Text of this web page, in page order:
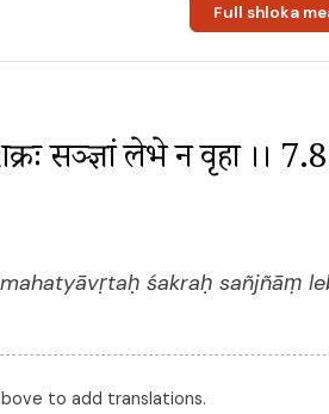
Full shloka
सञ्ज्ञां लेभे न वृत्रहा ।।
śakraḥ sañjñāṃ
to add translations.